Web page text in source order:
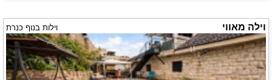
וילה מאווי וילות בנוף כנרת